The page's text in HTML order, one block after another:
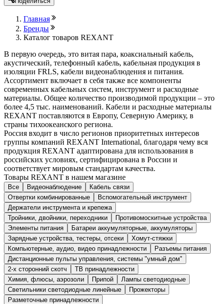
Главная
Бренды
Каталог товаров REXANT
В первую очередь, это витая пара, коаксиальный кабель,
акустический, телефонный кабель, кабельная продукция в
изоляции FRLS, кабели видеонаблюдения и питания.
Ассортимент включает в себя также все компоненты
современных кабельных систем, инструмент и расходные
материалы. Общее количество производимой продукции – это
более 4,5 тыс. наименований. Кабели и расходные материалы
REXANT поставляются в Европу, Северную Америку, в
страны тихоокеанского региона.
Россия входит в число регионов приоритетных интересов
группы компаний REXANT International, благодаря чему вся
продукция REXANT адаптирована для использования в
российских условиях, сертифицирована в России и
соответствует мировым стандартам качества.
Товары REXANT в нашем магазине
Все Видеонаблюдение
Кабель связи
Отвертки комбинированные
Вспомогательный инструмент
Держатели инструмента и крепежа
Тройники, двойники, переходники
Противомоскитные устройства
Элементы питания
Батареи аккумуляторные, аккумуляторы
Зарядные устройства, тестеры, отсеки
Хомут-стяжки
Компьютерные, аудио, видео принадлежности
Разъемы питания
Дистанционные пульты управления, системы "умный дом"
2-х сторонний скотч
ТВ принадлежности
Химия, флюсы, аэрозоли
Припой
Лампы светодиодные
Светильники светодиодные линейные
Прожекторы
Разметочные принадлежности